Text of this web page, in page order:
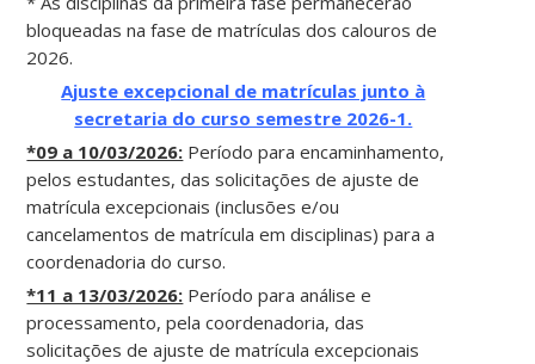
bloqueadas na fase de matrículas dos calouros de
2026.
Ajuste excepcional de matrículas junto à
secretaria do curso semestre 2026-1.
*09 a 10/03/2026: Período para encaminhamento,
pelos estudantes, das solicitações de ajuste de
matrícula excepcionais (inclusões e/ou
cancelamentos de matrícula em disciplinas) para a
coordenadoria do curso.
*11 a 13/03/2026: Período para análise e
processamento, pela coordenadoria, das
solicitações de ajuste de matrícula excepcionais